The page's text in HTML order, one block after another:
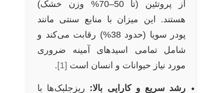
از پروتئین (تا 50–70% وزن خشک)
هستند. این میزان با منابع سنتی مانند
پودر سویا (حدود 38%) رقابت می‌کند و
شامل تمامی اسیدهای آمینه ضروری
مورد نیاز حیوانات و انسان است [1]
.
رشد سریع و کارایی بالا: ریزجلبک‌ها با